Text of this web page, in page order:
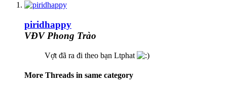
piridhappy
VĐV Phong Trào
Vợt đã ra đi theo bạn Ltphat
More Threads in same category